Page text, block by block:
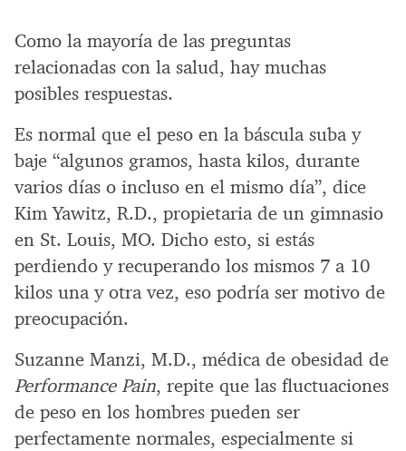
Como la mayoría de las preguntas
relacionadas con la salud, hay muchas
posibles respuestas.
Es normal que el peso en la báscula suba y
baje “algunos gramos, hasta kilos, durante
varios días o incluso en el mismo día”, dice
Kim Yawitz, R.D., propietaria de un gimnasio
en St. Louis, MO. Dicho esto, si estás
perdiendo y recuperando los mismos 7 a 10
kilos una y otra vez, eso podría ser motivo de
preocupación.
Suzanne Manzi, M.D., médica de obesidad de
Performance Pain, repite que las fluctuaciones
de peso en los hombres pueden ser
perfectamente normales, especialmente si